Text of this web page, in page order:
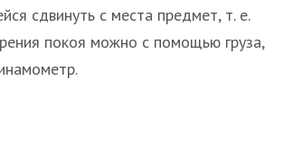
сдвинуть с места предмет, т. е.
покоя можно с помощью груза,